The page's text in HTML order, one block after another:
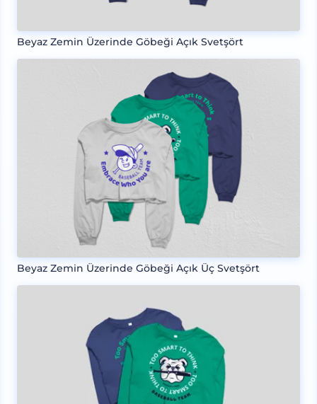
Beyaz Zemin Üzerinde Göbeği Açık Svetşört
Beyaz Zemin Üzerinde Göbeği Açık Üç Svetşört